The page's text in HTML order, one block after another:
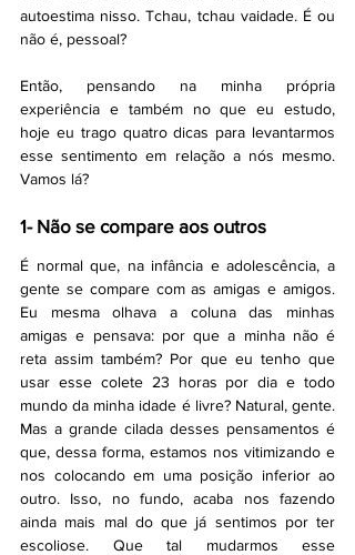
autoestima nisso. Tchau, tchau vaidade. É ou
não é, pessoal?
Então, pensando na minha própria
experiência e também no que eu estudo,
hoje eu trago quatro dicas para levantarmos
esse sentimento em relação a nós mesmo.
Vamos lá?
1- Não se compare aos outros
É normal que, na infância e adolescência, a
gente se compare com as amigas e amigos.
Eu mesma olhava a coluna das minhas
amigas e pensava: por que a minha não é
reta assim também? Por que eu tenho que
usar esse colete 23 horas por dia e todo
mundo da minha idade é livre? Natural, gente.
Mas a grande cilada desses pensamentos é
que, dessa forma, estamos nos vitimizando e
nos colocando em uma posição inferior ao
outro. Isso, no fundo, acaba nos fazendo
ainda mais mal do que já sentimos por ter
escoliose. Que tal mudarmos esse